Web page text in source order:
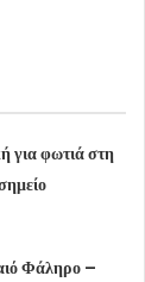
για φωτιά στη
Φάληρο –